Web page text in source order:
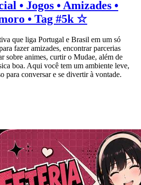
• Jogos • Amizades •
• Tag #5k ☆
que liga Portugal e Brasil em um só
fazer amizades, encontrar parcerias
sobre animes, curtir o Mudae, além de
boa. Aqui você tem um ambiente leve,
para conversar e se divertir à vontade.